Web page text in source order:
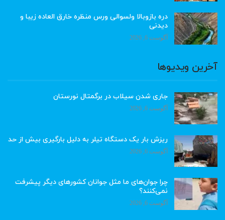
دره بازوبالا ولسوالی ورس منظره خارق العاده زیبا و
دیدنی
آگوست 6, 2026
آخرین ویدیوها
جاری شدن سیلاب در برگمتال نورستان
آگوست 6, 2026
ریزش بار یک دستگاه تیلر به دلیل بارگیری بیش از حد
آگوست 6, 2026
چرا جوان‌های ما مثل جوانان کشورهای دیگر پیشرفت
نمی‌کنند؟
آگوست 6, 2026